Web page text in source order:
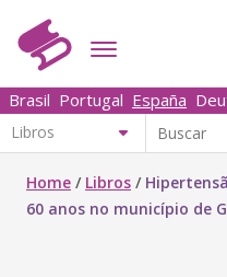
Brasil Portugal España
Home / Libros /
60 anos no município de